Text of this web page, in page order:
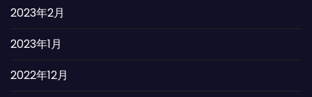
2023年2月
2023年1月
2022年12月